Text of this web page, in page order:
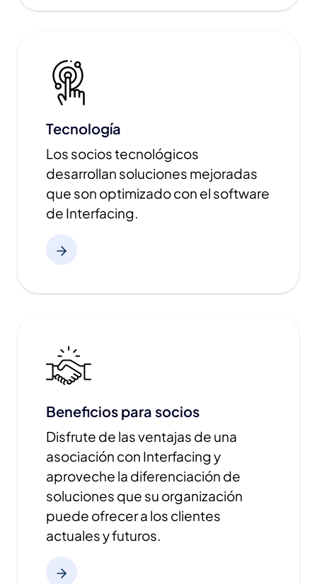
Tecnología
Los socios tecnológicos
desarrollan soluciones mejoradas
que son optimizado con el software
de Interfacing.
Beneficios para socios
Disfrute de las ventajas de una
asociación con Interfacing y
aproveche la diferenciación de
soluciones que su organización
puede ofrecer a los clientes
actuales y futuros.